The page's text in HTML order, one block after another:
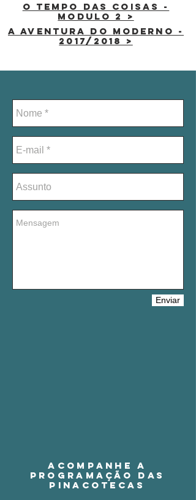
o tempo das coisas -
modulo 2 >
a aventura do moderno -
2017/2018 >
Enviar
Acompanhe a
programação das
Pinacotecas